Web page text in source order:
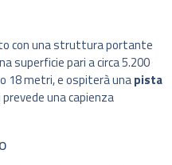
con una struttura portante
superficie pari a circa 5.200
18 metri, e ospiterà unapista
una capienza